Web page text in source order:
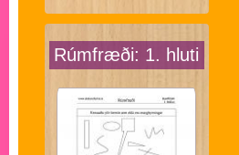
Rúmfræði: 1. hluti